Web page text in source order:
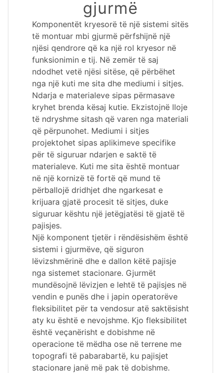
gjurmë
Komponentët kryesorë të një sistemi sitës
të montuar mbi gjurmë përfshijnë një
njësi qendrore që ka një rol kryesor në
funksionimin e tij. Në zemër të saj
ndodhet vetë njësi sitëse, që përbëhet
nga një kuti me sita dhe mediumi i sitjes.
Ndarja e materialeve sipas përmasave
kryhet brenda kësaj kutie. Ekzistojnë lloje
të ndryshme sitash që varen nga materiali
që përpunohet. Mediumi i sitjes
projektohet sipas aplikimeve specifike
për të siguruar ndarjen e saktë të
materialeve. Kuti me sita është montuar
në një kornizë të fortë që mund të
përballojë dridhjet dhe ngarkesat e
krijuara gjatë procesit të sitjes, duke
siguruar kështu një jetëgjatësi të gjatë të
pajisjes.
Një komponent tjetër i rëndësishëm është
sistemi i gjurmëve, që siguron
lëvizshmërinë dhe e dallon këtë pajisje
nga sistemet stacionare. Gjurmët
mundësojnë lëvizjen e lehtë të pajisjes në
vendin e punës dhe i japin operatorëve
fleksibilitet për ta vendosur atë saktësisht
aty ku është e nevojshme. Kjo fleksibilitet
është veçanërisht e dobishme në
operacione të mëdha ose në terrene me
topografi të pabarabartë, ku pajisjet
stacionare janë më pak të dobishme.